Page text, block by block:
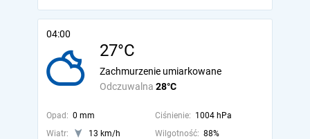
04:00
27°C
Odczuwalna 28°C
Zachmurzenie umiarkowane
Opad: 0 mm Ciśnienie: 1004 hPa
Wiatr:
13 km/h Wilgotność: 88%